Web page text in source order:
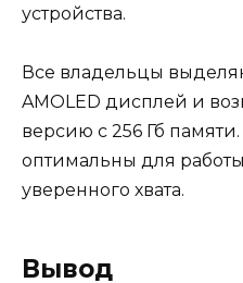
устройства.
Все владельцы
AMOLED дисплей и
версию с 256 Гб
оптимальны для
уверенного хвата.
Вывод